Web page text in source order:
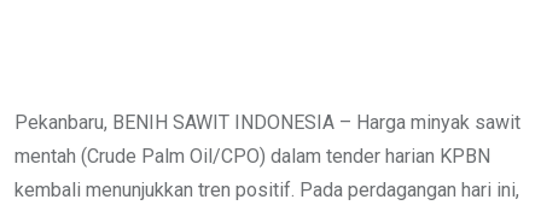
Pekanbaru, BENIH SAWIT INDONESIA – Harga minyak sawit
mentah (Crude Palm Oil/CPO) dalam tender harian KPBN
kembali menunjukkan tren positif. Pada perdagangan hari ini,